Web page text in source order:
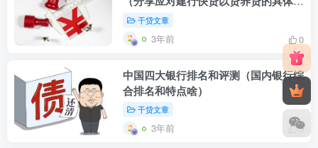
法）干贷文章
3年前 0
中国四大银行排名和评测（国内银行综
合排名和特点啥）
干贷文章
3年前 0